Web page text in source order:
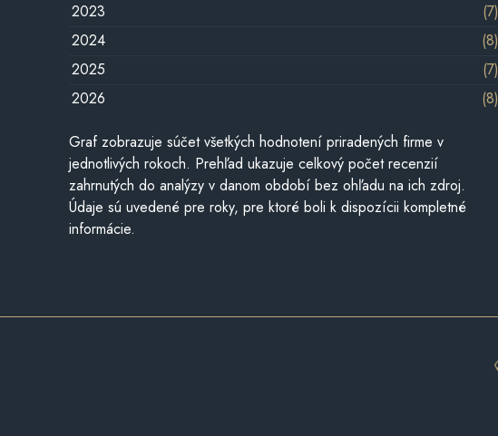
2023
(7)
2024
(8)
2025
(7)
2026
(8)
Graf zobrazuje súčet všetkých hodnotení priradených firme v
jednotlivých rokoch. Prehľad ukazuje celkový počet recenzií
zahrnutých do analýzy v danom období bez ohľadu na ich zdroj.
Údaje sú uvedené pre roky, pre ktoré boli k dispozícii kompletné
informácie.